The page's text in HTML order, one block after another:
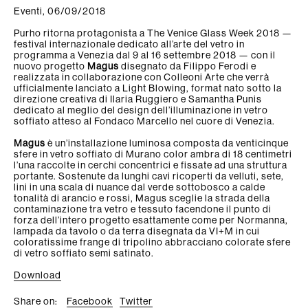
Collezioni
News/Press
Find us
Contatti
Newsletter
Eventi, 06/09/2018
Purho ritorna protagonista a The Venice Glass Week 2018 —
festival internazionale dedicato all’arte del vetro in
programma a Venezia dal 9 al 16 settembre 2018 — con il
nuovo progetto Magus disegnato da Filippo Ferodi e
realizzata in collaborazione con Colleoni Arte che verrà
ufficialmente lanciato a Light Blowing, format nato sotto la
direzione creativa di Ilaria Ruggiero e Samantha Punis
dedicato al meglio del design dell’illuminazione in vetro
soffiato atteso al Fondaco Marcello nel cuore di Venezia.
Magus è un’installazione luminosa composta da venticinque
sfere in vetro soffiato di Murano color ambra di 18 centimetri
l’una raccolte in cerchi concentrici e fissate ad una struttura
portante. Sostenute da lunghi cavi ricoperti da velluti, sete,
lini in una scala di nuance dal verde sottobosco a calde
tonalità di arancio e rossi, Magus sceglie la strada della
contaminazione tra vetro e tessuto facendone il punto di
forza dell’intero progetto esattamente come per Normanna,
lampada da tavolo o da terra disegnata da VI+M in cui
coloratissime frange di tripolino abbracciano colorate sfere
di vetro soffiato semi satinato.
Download
Share on: Facebook Twitter